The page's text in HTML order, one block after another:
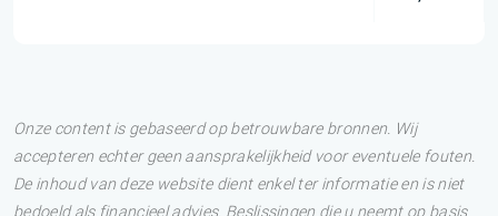
Onze content is gebaseerd op betrouwbare bronnen. Wij
accepteren echter geen aansprakelijkheid voor eventuele fouten.
De inhoud van deze website dient enkel ter informatie en is niet
bedoeld als financieel advies. Beslissingen die u neemt op basis